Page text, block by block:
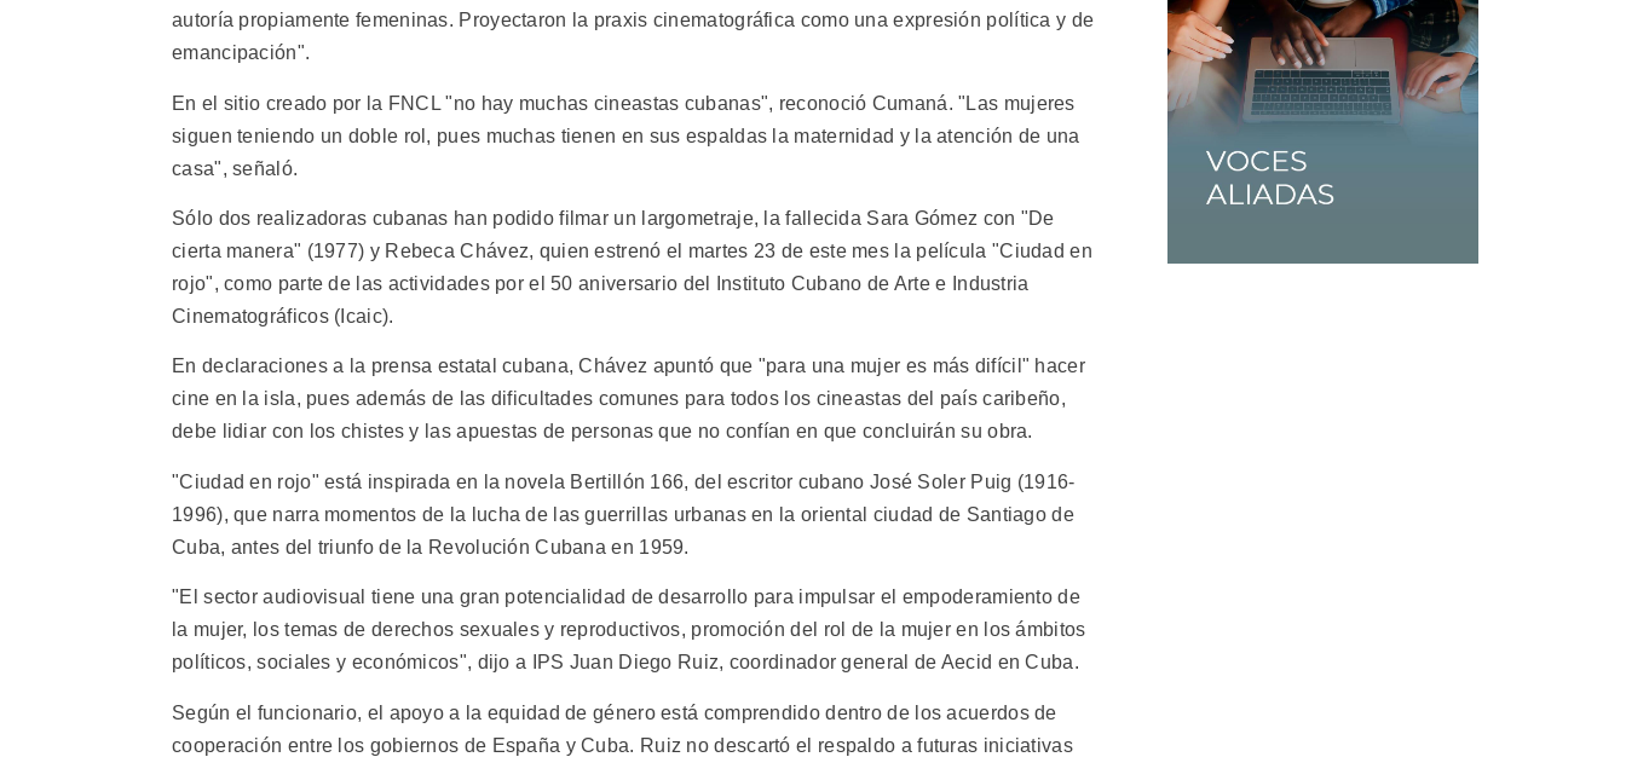
autoría propiamente femeninas. Proyectaron la praxis cinematográfica como una expresión política y de
emancipación".
En el sitio creado por la FNCL "no hay muchas cineastas cubanas", reconoció Cumaná. "Las mujeres
siguen teniendo un doble rol, pues muchas tienen en sus espaldas la maternidad y la atención de una
casa", señaló.
Sólo dos realizadoras cubanas han podido filmar un largometraje, la fallecida Sara Gómez con "De
cierta manera" (1977) y Rebeca Chávez, quien estrenó el martes 23 de este mes la película "Ciudad en
rojo", como parte de las actividades por el 50 aniversario del Instituto Cubano de Arte e Industria
Cinematográficos (Icaic).
En declaraciones a la prensa estatal cubana, Chávez apuntó que "para una mujer es más difícil" hacer
cine en la isla, pues además de las dificultades comunes para todos los cineastas del país caribeño,
debe lidiar con los chistes y las apuestas de personas que no confían en que concluirán su obra.
"Ciudad en rojo" está inspirada en la novela Bertillón 166, del escritor cubano José Soler Puig (1916-
1996), que narra momentos de la lucha de las guerrillas urbanas en la oriental ciudad de Santiago de
Cuba, antes del triunfo de la Revolución Cubana en 1959.
"El sector audiovisual tiene una gran potencialidad de desarrollo para impulsar el empoderamiento de
la mujer, los temas de derechos sexuales y reproductivos, promoción del rol de la mujer en los ámbitos
políticos, sociales y económicos", dijo a IPS Juan Diego Ruiz, coordinador general de Aecid en Cuba.
Según el funcionario, el apoyo a la equidad de género está comprendido dentro de los acuerdos de
cooperación entre los gobiernos de España y Cuba. Ruiz no descartó el respaldo a futuras iniciativas